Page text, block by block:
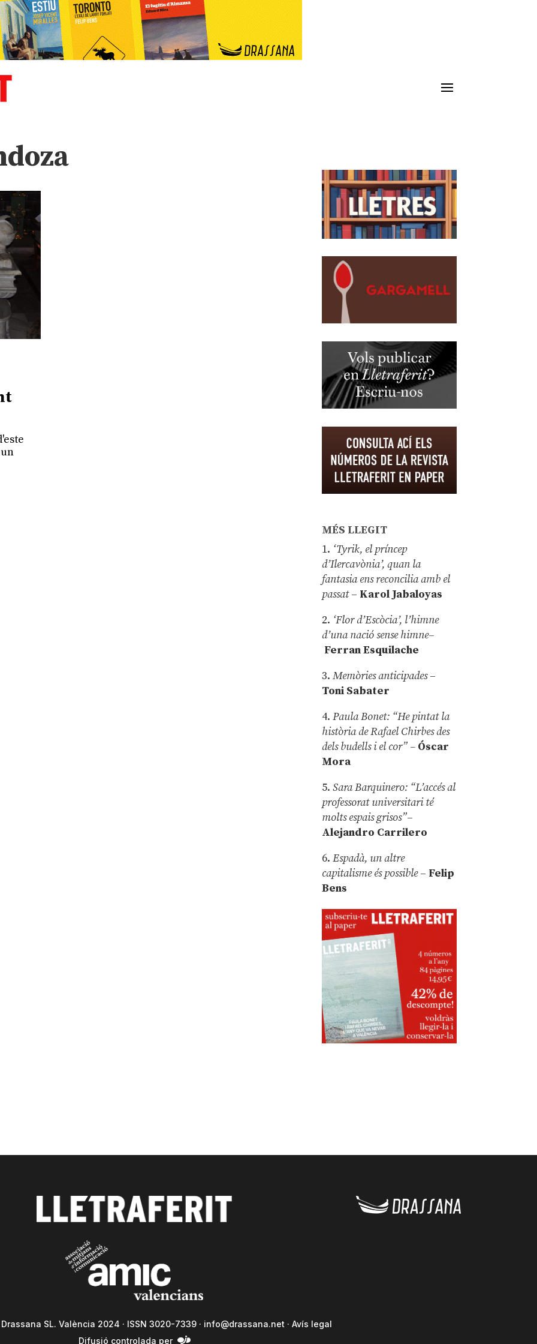
MÉS LLEGIT
1. ‘Tyrik, el príncep
d’Ilercavònia’, quan la
fantasia ens reconcilia amb el
passat– Karol Jabaloyas
2. ‘Flor d’Escòcia’, l’himne
d’una nació sense himne–
Ferran Esquilache
3.Memòries anticipades–
Toni Sabater
4.Paula Bonet: “He pintat la
història de Rafael Chirbes des
dels budells i el cor” – Óscar
Mora
5.Sara Barquinero: “L’accés al
professorat universitari té
molts espais grisos”–
Alejandro Carrilero
6.Espadà, un altre
capitalisme és possible – Felip
Bens
SL. València 2024 · ISSN 3020-7339 · info@drassana.net · Avís legal
Difusió controlada per